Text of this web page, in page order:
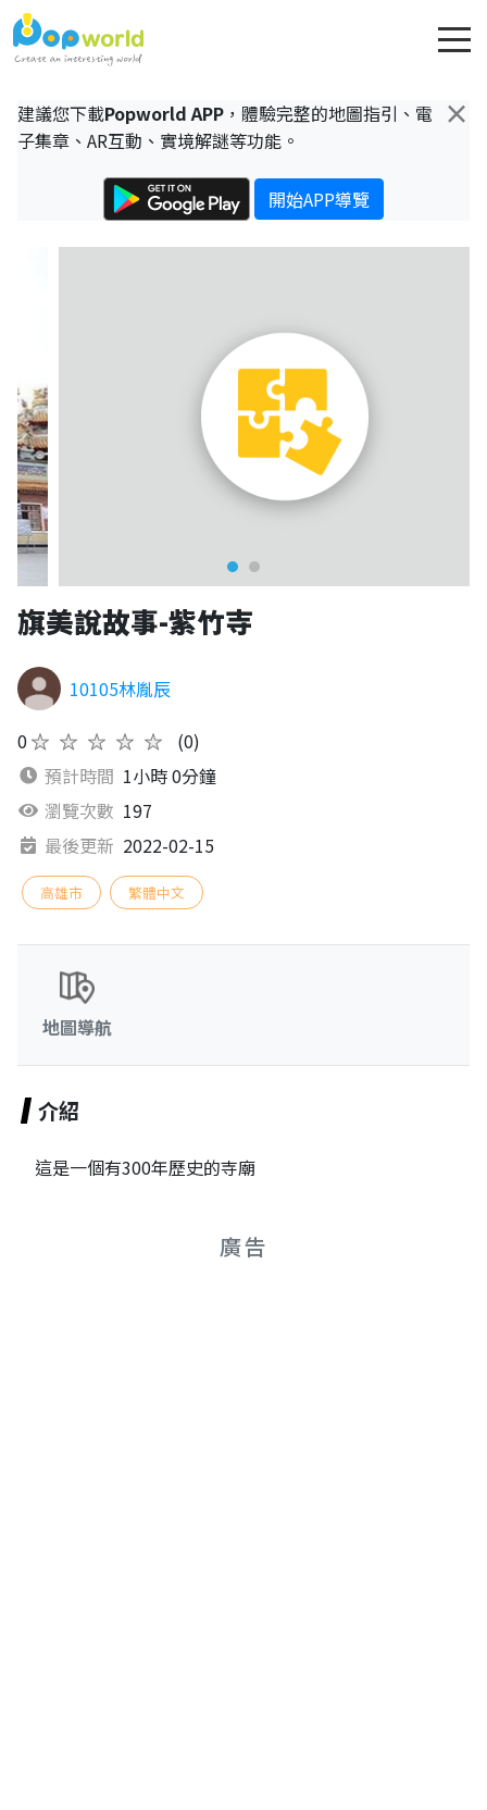
×
建議您下載Popworld APP ，體驗完整的地圖指引、電
子集章、AR互動、實境解謎等功能。
開始APP導覽
旗美說故事-紫竹寺
10105林胤辰
0★★★★★
(0)
預計時間 1小時 0分鐘
瀏覽次數 197
最後更新 2022-02-15
高雄市 繁體中文
地圖導航
介紹
這是一個有300年歷史的寺廟
廣告